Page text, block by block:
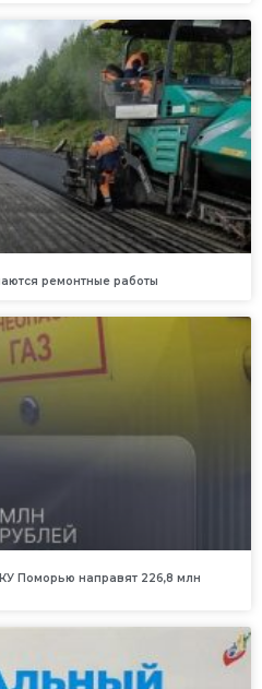
ремонтные работы
Поморью направят 226,8 млн